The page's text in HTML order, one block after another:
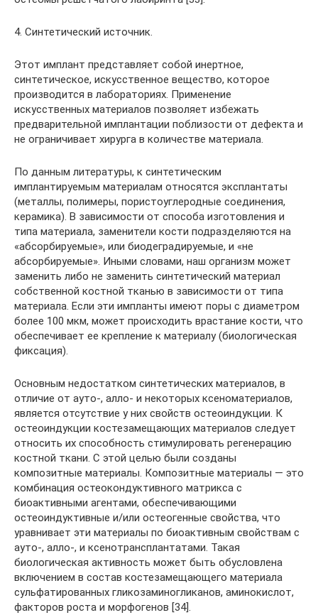
4. Синтетический источник.
Этот имплант представляет собой инертное,
синтетическое, искусственное вещество, которое
производится в лабораториях. Применение
искусственных материалов позволяет избежать
предварительной имплантации поблизости от дефекта и
не ограничивает хирурга в количестве материала.
По данным литературы, к синтетическим
имплантируемым материалам относятся эксплантаты
(металлы, полимеры, пористоуглеродные соединения,
керамика). В зависимости от способа изготовления и
типа материала, заменители кости подразделяются на
«абсорбируемые», или биодеградируемые, и «не
абсорбируемые». Иными словами, наш организм может
заменить либо не заменить синтетический материал
собственной костной тканью в зависимости от типа
материала. Если эти импланты имеют поры с диаметром
более 100 мкм, может происходить врастание кости, что
обеспечивает ее крепление к материалу (биологическая
фиксация).
Основным недостатком синтетических материалов, в
отличие от ауто-, алло- и некоторых ксеноматериалов,
является отсутствие у них свойств остеоиндукции. К
остеоиндукции костезамещающих материалов следует
относить их способность стимулировать регенерацию
костной ткани. С этой целью были созданы
композитные материалы. Композитные материалы — это
комбинация остеокондуктивного матрикса с
биоактивными агентами, обеспечивающими
остеоиндуктивные и/или остеогенные свойства, что
уравнивает эти материалы по биоактивным свойствам с
ауто-, алло-, и ксенотрансплантатами. Такая
биологическая активность может быть обусловлена
включением в состав костезамещающего материала
сульфатированных гликозаминогликанов, аминокислот,
факторов роста и морфогенов [34].